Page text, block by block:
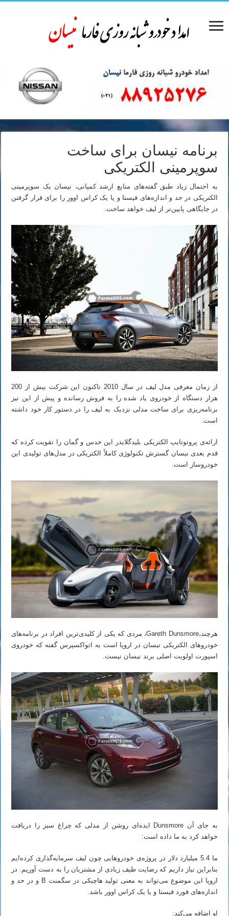
برنامه نیسان برای ساخت
سوپرمینی الکتریکی
به احتمال زیاد طبق گفته‌های منابع ارشد کمپانی، نیسان یک سوپرمینی
الکتریکی در حد و اندازه‌های فیستا و یا یک کراس اوور را برای قرار گرفتن
در جایگاهی پایین‌تر از لیف خواهد ساخت.
از زمان معرفی مدل لیف در سال 2010 تاکنون این شرکت بیش از 200
هزار دستگاه از خودروی یاد شده را به فروش رسانده و پیش از این نیز
برنامه‌ریزی برای ساخت مدلی نزدیک به لیف را در دستور کار خود داشته
است.
ارائه‌ی پروتوتایپ الکتریکی بلیدگلایدر این حدس و گمان را تقویت کرده که
قدم بعدی نیسان گسترش تکنولوژی کاملاً الکتریکی در مدل‌های تولیدی این
خودروساز است.
هرچند،Gareth Dunsmore، مردی که یکی از کلیدی‌ترین افراد در برنامه‌های
خودروهای الکتریکی نیسان در اروپا است به اتواکسپرس گفته که خودروی
اسپورت اولویت اصلی برند نیسان نیست.
به جای آن Dunsmore ایده‌ای روشن از مدلی که چراغ سبز را دریافت
خواهد کرد به ما داده است:
ما 5.4 میلیارد دلار در پروژه‌ی خودروهایی چون لیف سرمایه‌گذاری کرده‌ایم
بنابراین نیاز داریم که رضایت طیف زیادی از مشتریان را به دست آوریم. در
اروپا این موضوع می‌تواند به معنی تولید هاچبکی در سگمنت B و در حد و
اندازه‌های فورد فیستا و یا یک کراس اوور باشد.
او اضافه می‌کند: